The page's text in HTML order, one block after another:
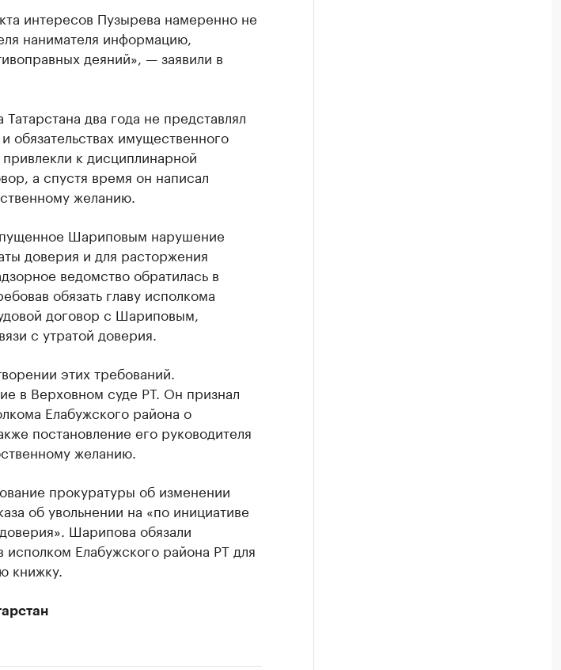
интересов Пузырева намеренно не
нанимателя информацию,
деяний», — заявили в
два года не представлял
обязательствах имущественного
к дисциплинарной
а спустя время он написал
желанию.
Шариповым нарушение
доверия и для расторжения
ведомство обратилась в
обязать главу исполкома
договор с Шариповым,
с утратой доверия.
этих требований.
в Верховном суде РТ. Он признал
Елабужского района о
постановление его руководителя
желанию.
прокуратуры об изменении
об увольнении на «по инициативе
Шарипова обязали
исполком Елабужского района РТ для
книжку.